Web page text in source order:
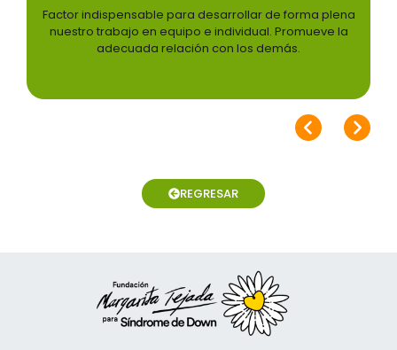
para desarrollar de forma plena
en equipo e individual. Promueve la
relación con los demás.
Cada persona
individual y
REGRESAR